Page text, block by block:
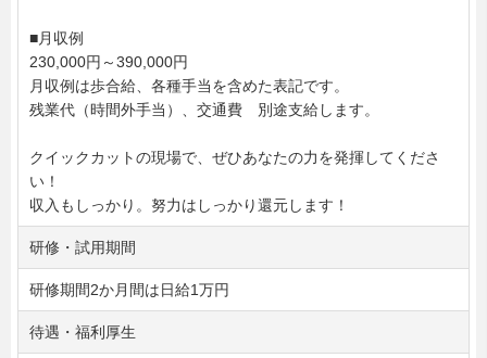
■月収例
230,000円～390,000円
月収例は歩合給、各種手当を含めた表記です。
残業代（時間外手当）、交通費 別途支給します。
クイックカットの現場で、ぜひあなたの力を発揮してくださ
い！
収入もしっかり。努力はしっかり還元します！
研修・試用期間
研修期間2か月間は日給1万円
待遇・福利厚生